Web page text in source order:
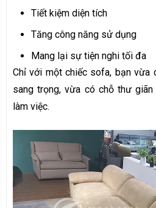
Tiết kiệm diện tích
Tăng công năng sử dụng
Mang lại sự tiện nghi tối đa
Chỉ với một chiếc sofa, bạn vừa
sang trọng, vừa có chỗ thư
làm việc.